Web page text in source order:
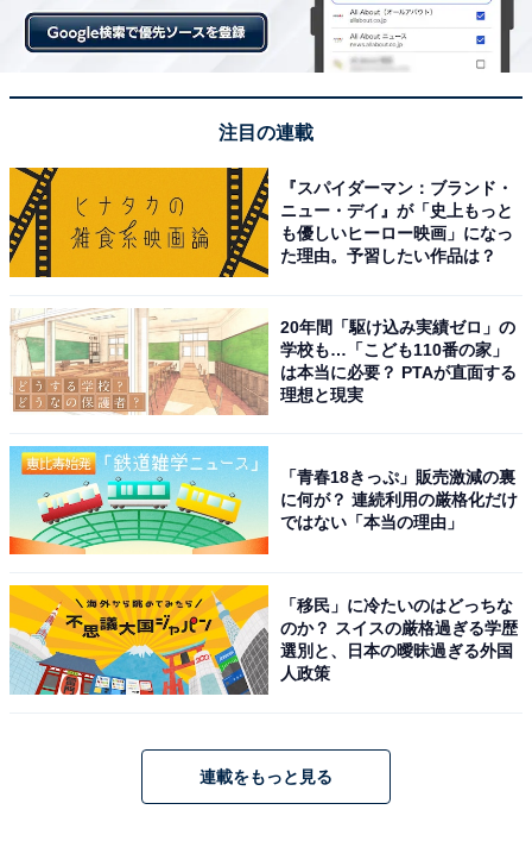
平方メートル超の広い範囲をリアルタイムにセンシング
したもの。
「蝶と共にさまざまな時間や花々を感じて」
注目の連載
『スパイダーマン：ブランド・
ニュー・デイ』が「史上もっと
も優しいヒーロー映画」になっ
た理由。予習したい作品は？
20年間「駆け込み実績ゼロ」の
学校も…「こども110番の家」
は本当に必要？ PTAが直面する
理想と現実
「青春18きっぷ」販売激減の裏
に何が？ 連続利用の厳格化だけ
ではない「本当の理由」
「移民」に冷たいのはどっちな
のか？ スイスの厳格過ぎる学歴
選別と、日本の曖昧過ぎる外国
人政策
連載をもっと見る